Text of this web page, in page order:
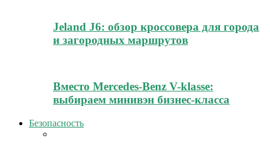
Jeland J6: обзор кроссовера для города
и загородных маршрутов
Вместо Mercedes-Benz V-klasse:
выбираем минивэн бизнес-класса
Безопасность